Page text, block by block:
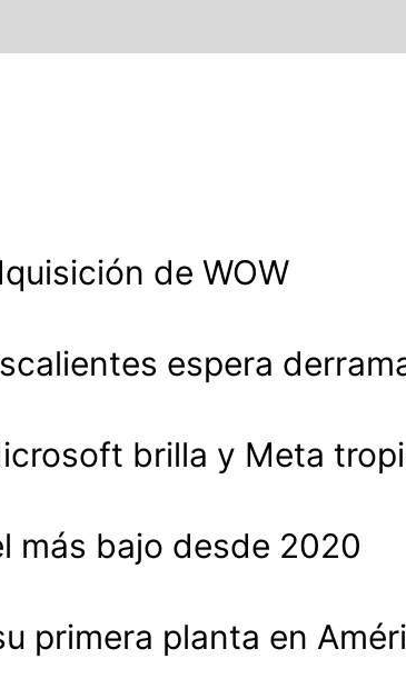
de WOW
espera
brilla y Meta
más bajo desde 2020
primera planta en